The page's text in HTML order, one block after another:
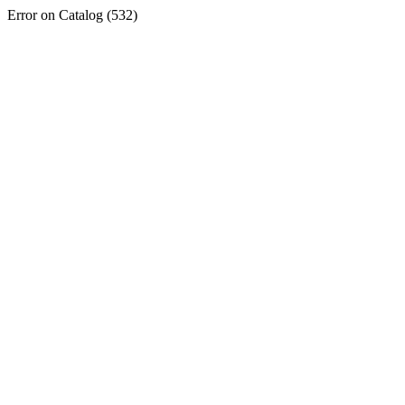
Error on Catalog (532)